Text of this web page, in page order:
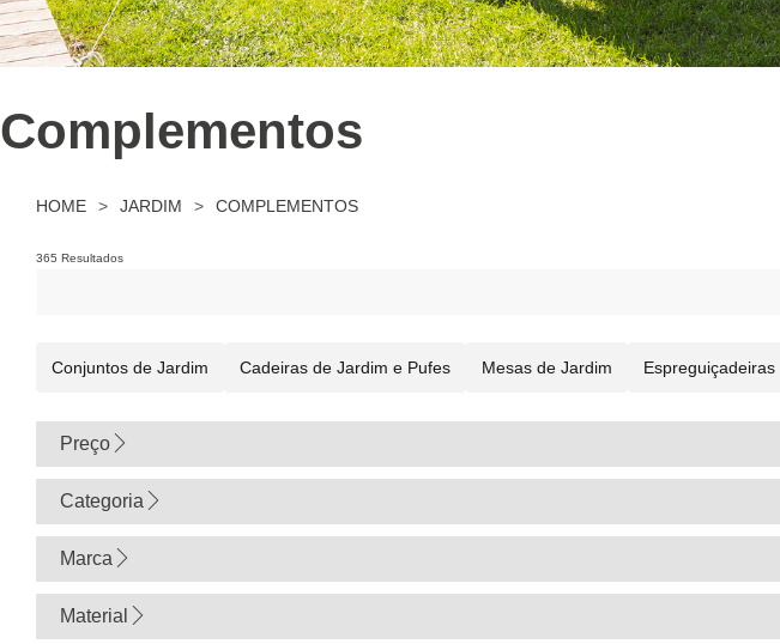
Complementos
HOME > JARDIM > COMPLEMENTOS
365 Resultados
Conjuntos de Jardim Cadeiras de Jardim e Pufes Mesas de Jardim Espreguiçadeiras
Preço
0
Categoria
Marca
Material